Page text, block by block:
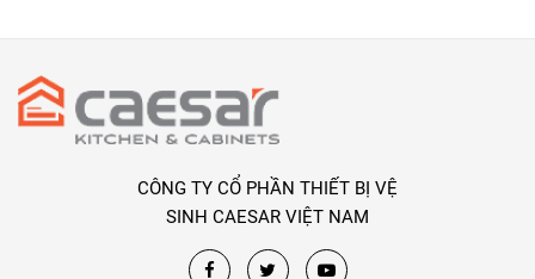
CÔNG TY CỔ PHẦN THIẾT BỊ VỆ
SINH CAESAR VIỆT NAM